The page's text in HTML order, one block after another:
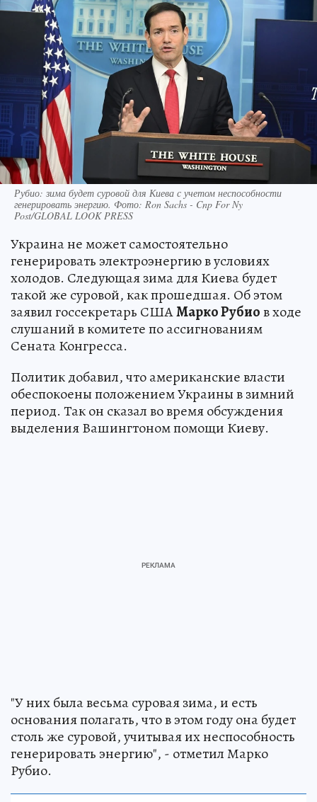
Рубио: зима будет суровой для Киева с учетом неспособности
генерировать энергию. Фото: Ron Sachs - Cnp For Ny
Post/GLOBAL LOOK PRESS
Украина не может самостоятельно
генерировать электроэнергию в условиях
холодов. Следующая зима для Киева будет
такой же суровой, как прошедшая. Об этом
заявил госсекретарь СШАМарко Рубиов ходе
слушаний в комитете по ассигнованиям
Сената Конгресса.
Политик добавил, что американские власти
обеспокоены положением Украины в зимний
период. Так он сказал во время обсуждения
выделения Вашингтоном помощи Киеву.
"У них была весьма суровая зима, и есть
основания полагать, что в этом году она будет
столь же суровой, учитывая их неспособность
генерировать энергию", - отметил Марко
Рубио.